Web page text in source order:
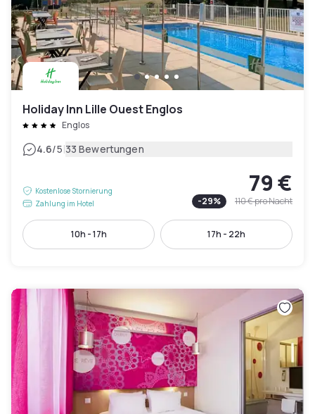
Holiday Inn Lille Ouest Englos
Englos
4.6/5|33 Bewertungen
Kostenlose Stornierung
Zahlung im Hotel
79 €
-29% 110 €pro Nacht
10h - 17h 17h - 22h